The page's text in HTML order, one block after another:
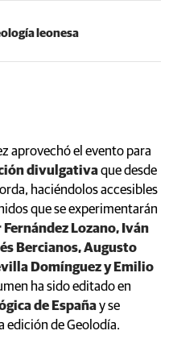
leonesa
aprovechó el evento para
divulgativaque desde
haciéndolos accesibles
que se experimentarán
Lozano, Iván
Bercianos, Augusto
Domínguez y Emilio
ha sido editado en
de Españay se
edición de Geolodía.